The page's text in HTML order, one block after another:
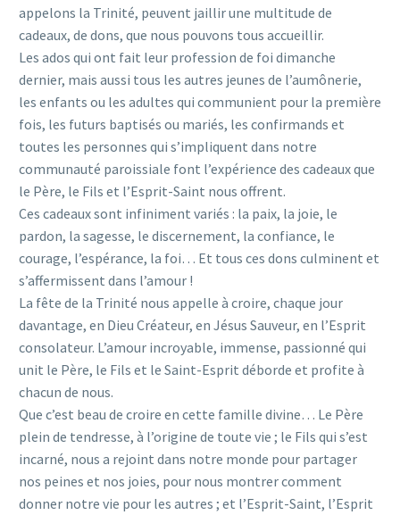
appelons la Trinité, peuvent jaillir une multitude de
cadeaux, de dons, que nous pouvons tous accueillir.
Les ados qui ont fait leur profession de foi dimanche
dernier, mais aussi tous les autres jeunes de l’aumônerie,
les enfants ou les adultes qui communient pour la première
fois, les futurs baptisés ou mariés, les confirmands et
toutes les personnes qui s’impliquent dans notre
communauté paroissiale font l’expérience des cadeaux que
le Père, le Fils et l’Esprit-Saint nous offrent.
Ces cadeaux sont infiniment variés : la paix, la joie, le
pardon, la sagesse, le discernement, la confiance, le
courage, l’espérance, la foi… Et tous ces dons culminent et
s’affermissent dans l’amour !
La fête de la Trinité nous appelle à croire, chaque jour
davantage, en Dieu Créateur, en Jésus Sauveur, en l’Esprit
consolateur. L’amour incroyable, immense, passionné qui
unit le Père, le Fils et le Saint-Esprit déborde et profite à
chacun de nous.
Que c’est beau de croire en cette famille divine… Le Père
plein de tendresse, à l’origine de toute vie ; le Fils qui s’est
incarné, nous a rejoint dans notre monde pour partager
nos peines et nos joies, pour nous montrer comment
donner notre vie pour les autres ; et l’Esprit-Saint, l’Esprit